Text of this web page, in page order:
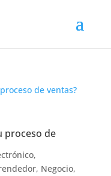
proceso de
,
, Negocio,